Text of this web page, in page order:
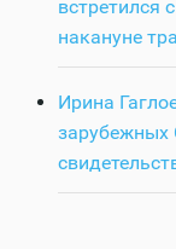
встретился
накануне
Ирина